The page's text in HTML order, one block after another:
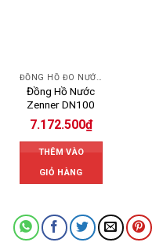
ĐỒNG HỒ ĐO NƯỚC ZENNER
Đồng Hồ Nước
Zenner DN100
7.172.500₫
THÊM VÀO
GIỎ HÀNG